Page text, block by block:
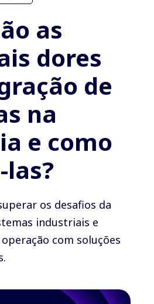
as
dores
de
na
e como
las?
os desafios da
industriais e
com soluções